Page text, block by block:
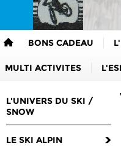
BONS CADEAU
MULTI ACTIVITES
L'UNIVERS DU SKI /
SNOW
LE SKI ALPIN